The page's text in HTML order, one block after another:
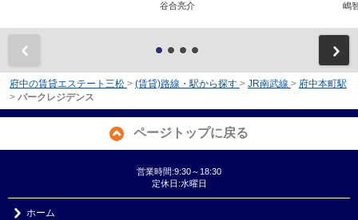
谷合亮介 嶋
府中の賃貸エステート三松 > (賃貸)路線・駅から探す > JR南武線 > 府中本町駅
> パークレジデンス
ページトップに戻る
営業時間:9:30～18:30
定休日:水曜日
ホーム